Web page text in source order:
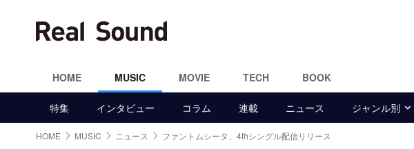
HOME MUSIC MOVIE TECH BOOK
特集 インタビュー コラム 連載 ニュース ジャンル別
HOME MUSIC ニュース ファントムシータ、4thシングル配信リリース